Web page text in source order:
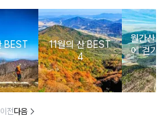
BEST
11월의 산 BEST
4
월간산
에 걷기
이전다음